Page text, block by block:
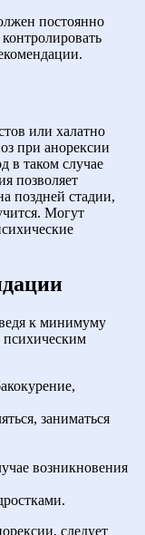
постоянно
или халатно
при анорексии
в таком случае
позволяет
поздней стадии,
Могут
к минимуму
психическим
заниматься
возникновения
следует